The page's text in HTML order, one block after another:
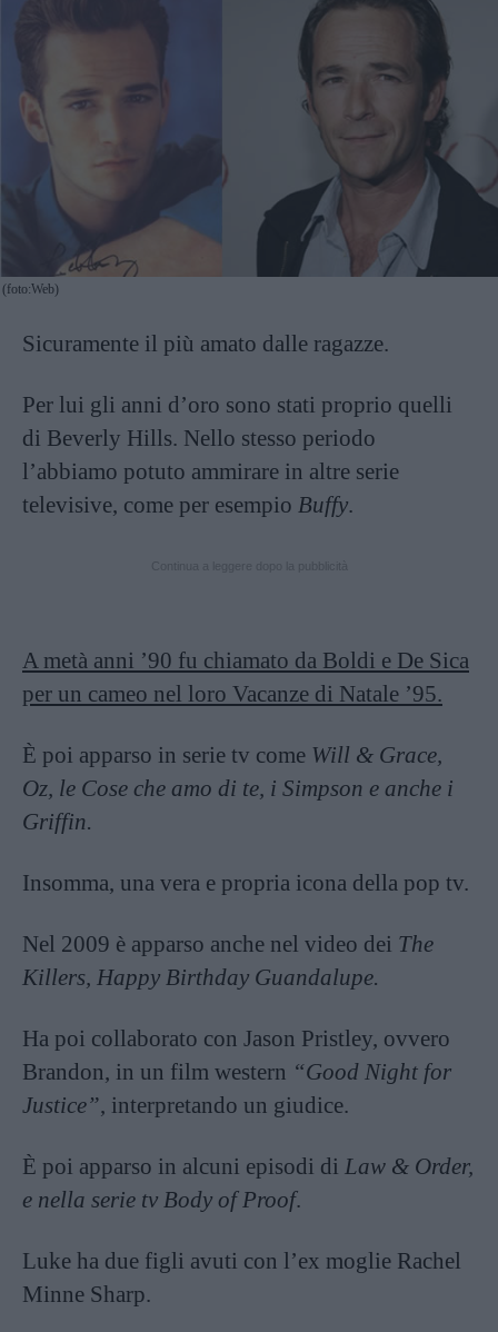
(foto:Web)
Sicuramente il più amato dalle ragazze.
Per lui gli anni d’oro sono stati proprio quelli
di Beverly Hills. Nello stesso periodo
l’abbiamo potuto ammirare in altre serie
televisive, come per esempio Buffy.
A metà anni ’90 fu chiamato da Boldi e De Sica
per un cameo nel loro Vacanze di Natale ’95.
È poi apparso in serie tv come Will & Grace,
Oz, le Cose che amo di te, i Simpson e anche i
Griffin.
Insomma, una vera e propria icona della pop tv.
Nel 2009 è apparso anche nel video dei The
Killers, Happy Birthday Guandalupe.
Ha poi collaborato con Jason Pristley, ovvero
Brandon, in un film western “Good Night for
Justice”, interpretando un giudice.
È poi apparso in alcuni episodi di Law & Order,
e nella serie tv Body of Proof.
Luke ha due figli avuti con l’ex moglie Rachel
Minne Sharp.